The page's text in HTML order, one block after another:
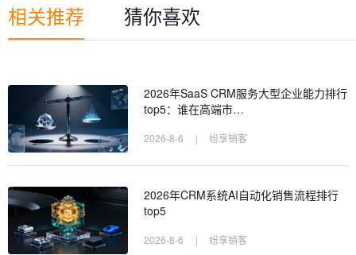
相关推荐 猜你喜欢
2026年SaaS CRM服务大型企业能力排行
top5：谁在高端市…
2026-8-6 | 纷享销客
2026年CRM系统AI自动化销售流程排行
top5
2026-8-6 | 纷享销客